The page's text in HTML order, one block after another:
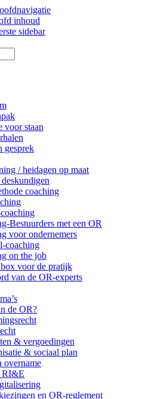
inhoud
sidebar
voor staan
gesprek
/ heidagen op maat
coaching
Bestuurders met een OR
voor ondernemers
coaching
on the job
voor de pratijk
van de OR-experts
de OR?
& vergoedingen
& sociaal plan
overname
RI&E
en OR-reglement